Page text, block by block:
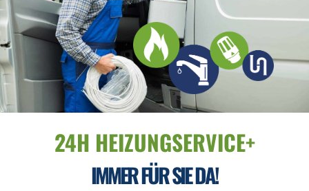
24H HEIZUNGSERVICE+
IMMER FÜR SIE DA!